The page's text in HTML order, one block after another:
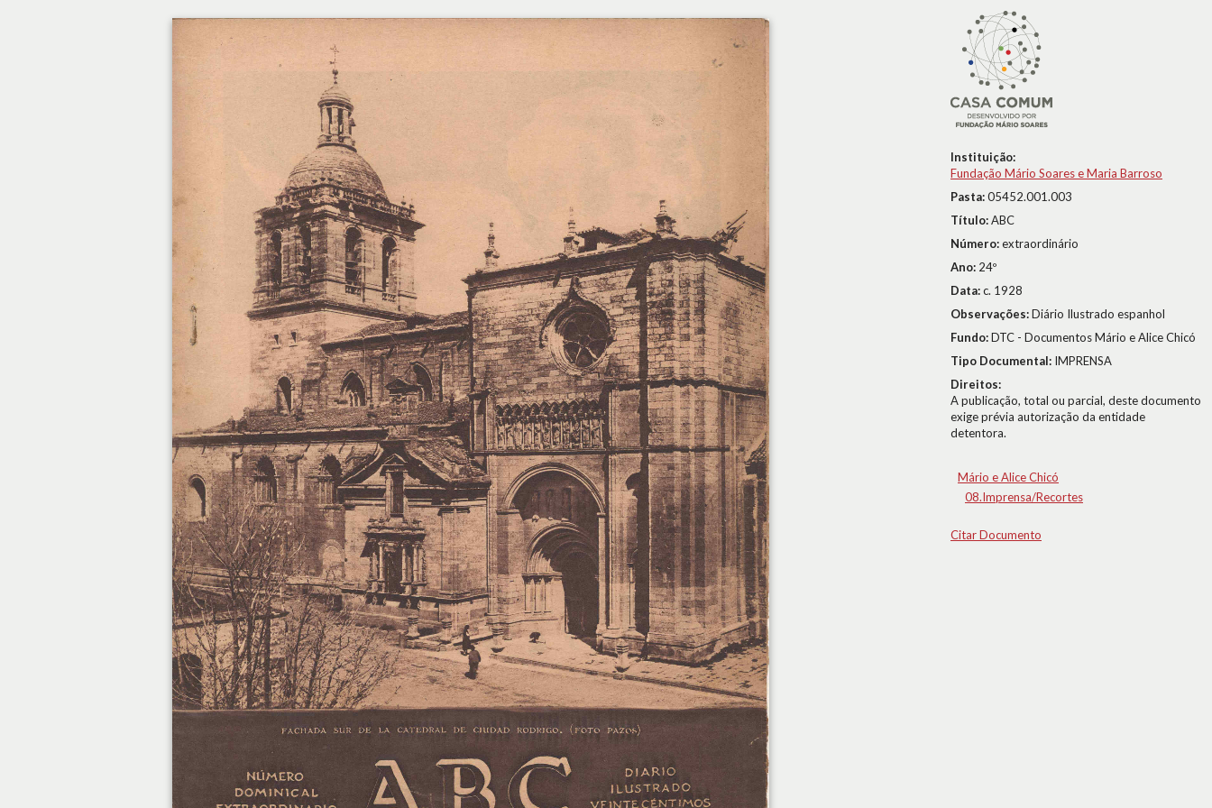
Instituição:
Fundação Mário Soares e Maria Barroso
Pasta:05452.001.003
Título:ABC
Número:extraordinário
Ano: 24º
Data:c. 1928
Observações:Diário Ilustrado espanhol
Fundo:DTC - Documentos Mário e Alice Chicó
Tipo Documental: IMPRENSA
Direitos:
A publicação, total ou parcial, deste documento
exige prévia autorização da entidade
detentora.
Mário e Alice Chicó
08.Imprensa/Recortes
Citar Documento